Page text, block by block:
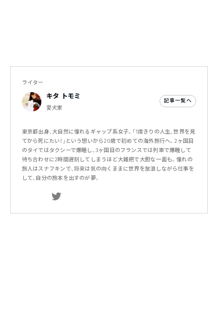
ライター
キタ トモミ
愛犬家
記事一覧へ
東京都出身、大自然に憧れるギャップ系女子。「1度きりの人生、世界を見
てから死にたい！」という想いから20歳で初めての海外旅行へ。2ヶ国目
のタイではタクシーで爆睡し、3ヶ国目のフランスでは列車で爆睡して
待ち合わせに2時間遅刻してしまうほど大雑把で大胆な一面も。憧れの
旅人はスナフキンで、将来は気の向くままに世界を放浪しながら仕事を
して、自分の旅本を出すのが夢。